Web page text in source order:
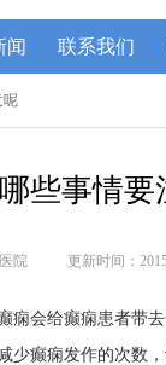
闻 联系我们
呢
些事情要
院 更新时间：
痫会给癫痫患者带
少癫痫发作的次数